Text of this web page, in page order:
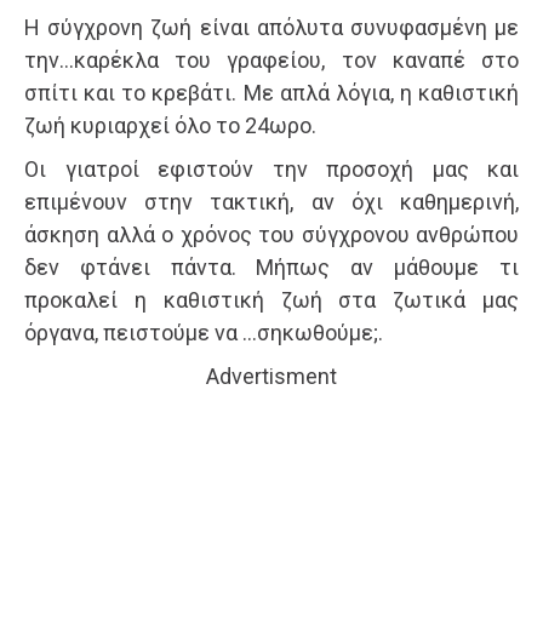
Η σύγχρονη ζωή είναι απόλυτα συνυφασμένη με
την…καρέκλα του γραφείου, τον καναπέ στο
σπίτι και το κρεβάτι. Με απλά λόγια, η καθιστική
ζωή κυριαρχεί όλο το 24ωρo.
Οι γιατροί εφιστούν την προσοχή μας και
επιμένουν στην τακτική, αν όχι καθημερινή,
άσκηση αλλά ο χρόνος του σύγχρονου ανθρώπου
δεν φτάνει πάντα. Μήπως αν μάθουμε τι
προκαλεί η καθιστική ζωή στα ζωτικά μας
όργανα, πειστούμε να …σηκωθούμε;.
Advertisment